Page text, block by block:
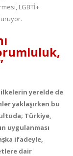
LGBTİ+
ilkelerin yerelde de
yaklaşırken bu
Türkiye,
uygulanması
ifadeyle,
dair